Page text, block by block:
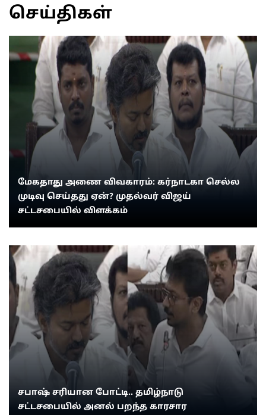
செய்திகள்
மேகதாது அணை விவகாரம்: கர்நாடகா செல்ல
முடிவு செய்தது ஏன்? முதல்வர் விஜய்
சட்டசபையில் விளக்கம்
சபாஷ் சரியான போட்டி.. தமிழ்நாடு
சட்டசபையில் அனல் பறந்த காரசார